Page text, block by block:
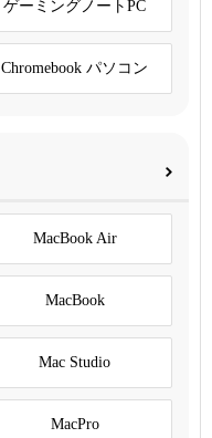
ゲーミングノートPC
Chromebook パソコン
MacBook Air
MacBook
Mac Studio
MacPro